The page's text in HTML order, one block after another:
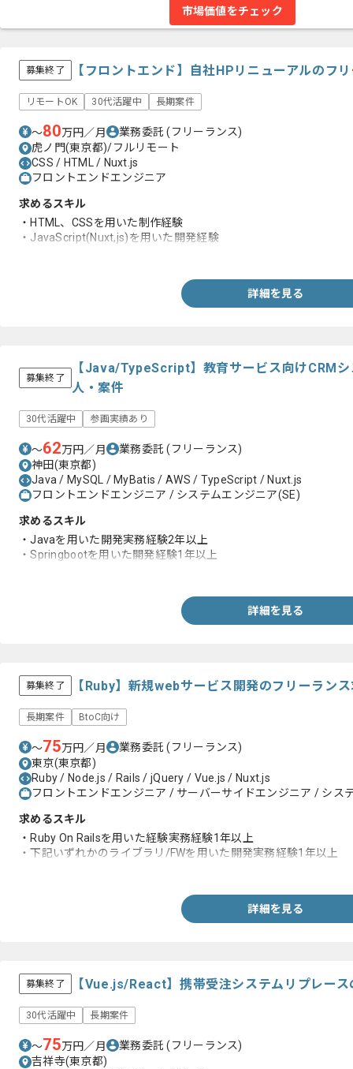
市場価値をチェック
募集終了 【フロントエンド】自社HPリニューアルのフ
リモートOK 30代活躍中 長期案件
〜80万円／月 業務委託(フリーランス)
虎ノ門(東京都)/フルリモート
CSS / HTML / Nuxt.js
フロントエンドエンジニア
求めるスキル
・HTML、CSSを用いた制作経験
・JavaScript(Nuxt,js)を用いた開発経験
詳細を見る
募集終了
【Java/TypeScript】教育サービス向けCRMシ
人・案件
30代活躍中 参画実績あり
〜62万円／月 業務委託(フリーランス)
神田(東京都)
Java / MySQL / MyBatis / AWS / TypeScript / Nuxt.js
フロントエンドエンジニア / システムエンジニア(SE)
求めるスキル
・Javaを用いた開発実務経験2年以上
・Springbootを用いた開発経験1年以上
詳細を見る
募集終了 【Ruby】新規webサービス開発のフリーラン
長期案件 BtoC向け
〜75万円／月 業務委託(フリーランス)
東京(東京都)
Ruby / Node.js / Rails / jQuery / Vue.js / Nuxt.js
フロントエンドエンジニア / サーバーサイドエンジニア / シス
求めるスキル
・Ruby On Railsを用いた経験実務経験1年以上
・下記いずれかのライブラリ/FWを用いた開発実務経験1年以上
詳細を見る
募集終了 【Vue.js/React】携帯受注システムリプレー
30代活躍中 長期案件
〜75万円／月 業務委託(フリーランス)
吉祥寺(東京都)